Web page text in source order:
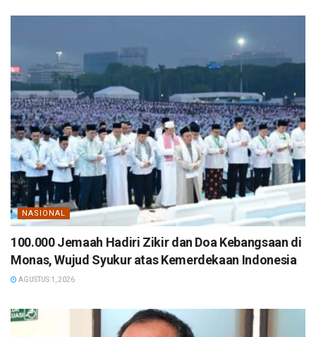
NASIONAL
100.000 Jemaah Hadiri Zikir dan Doa Kebangsaan di
Monas, Wujud Syukur atas Kemerdekaan Indonesia
AGUSTUS 1, 2026